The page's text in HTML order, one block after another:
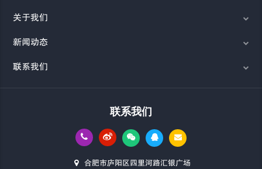
关于我们
新闻动态
联系我们
联系我们
合肥市庐阳区四里河路汇银广场